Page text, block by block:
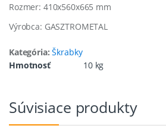
Rozmer: 410x560x665 mm
Výrobca: GASZTROMETAL
Kategória:Škrabky
Hmotnosť
10 kg
Súvisiace produkty